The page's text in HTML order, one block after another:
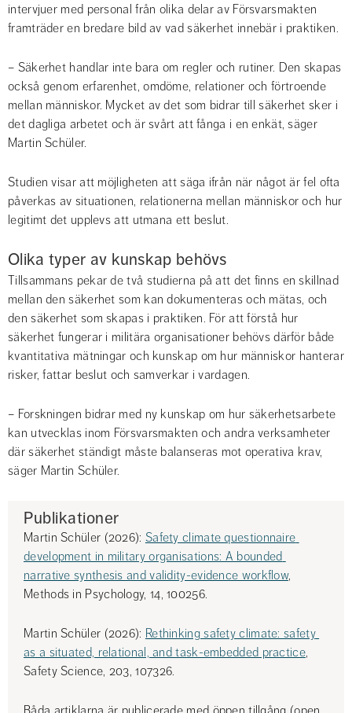
intervjuer med personal från olika delar av Försvarsmakten
framträder en bredare bild av vad säkerhet innebär i praktiken.
– Säkerhet handlar inte bara om regler och rutiner. Den skapas
också genom erfarenhet, omdöme, relationer och förtroende
mellan människor. Mycket av det som bidrar till säkerhet sker i
det dagliga arbetet och är svårt att fånga i en enkät, säger
Martin Schüler.
Studien visar att möjligheten att säga ifrån när något är fel ofta
påverkas av situationen, relationerna mellan människor och hur
legitimt det upplevs att utmana ett beslut.
Olika typer av kunskap behövs
Tillsammans pekar de två studierna på att det finns en skillnad
mellan den säkerhet som kan dokumenteras och mätas, och
den säkerhet som skapas i praktiken. För att förstå hur
säkerhet fungerar i militära organisationer behövs därför både
kvantitativa mätningar och kunskap om hur människor hanterar
risker, fattar beslut och samverkar i vardagen.
– Forskningen bidrar med ny kunskap om hur säkerhetsarbete
kan utvecklas inom Försvarsmakten och andra verksamheter
där säkerhet ständigt måste balanseras mot operativa krav,
säger Martin Schüler.
Publikationer
Martin Schüler (2026): Safety climate questionnaire
development in military organisations: A bounded
narrative synthesis and validity-evidence workflow,
Methods in Psychology, 14, 100256.
Martin Schüler (2026): Rethinking safety climate: safety
as a situated, relational, and task-embedded practice,
Safety Science, 203, 107326.